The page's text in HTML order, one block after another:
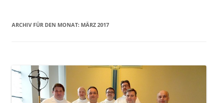
ARCHIV FÜR DEN MONAT: MÄRZ 2017